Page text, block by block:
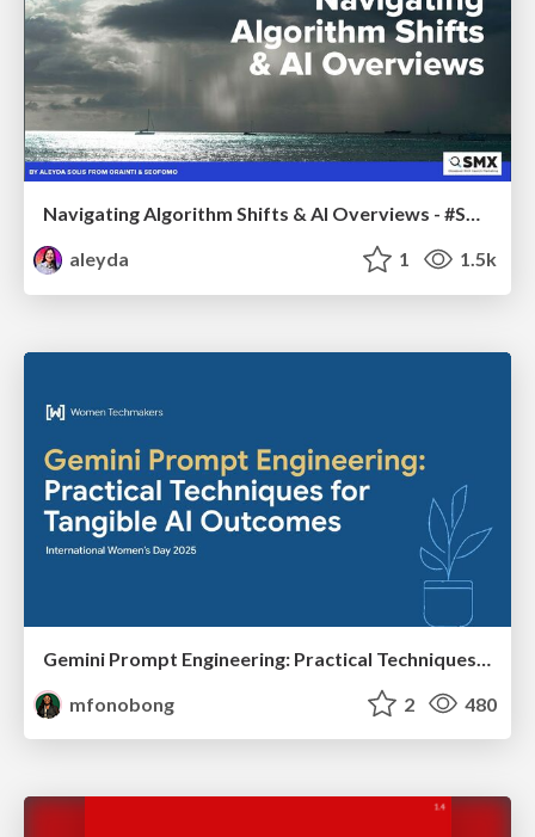
Navigating Algorithm Shifts & AI Overviews - #SMXNext
aleyda
1 1.5k
mfonobong
2 480